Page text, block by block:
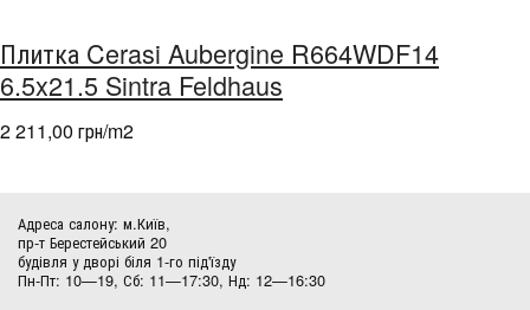
Плитка Cerasi Aubergine R664WDF14
6.5x21.5 Sintra Feldhaus
2 211,00 грн/m2
Адреса салону: м.Київ,
пр-т Берестейський 20
будівля у дворі біля 1-го під'їзду
Пн-Пт: 10—19, Сб: 11—17:30, Нд: 12—16:30